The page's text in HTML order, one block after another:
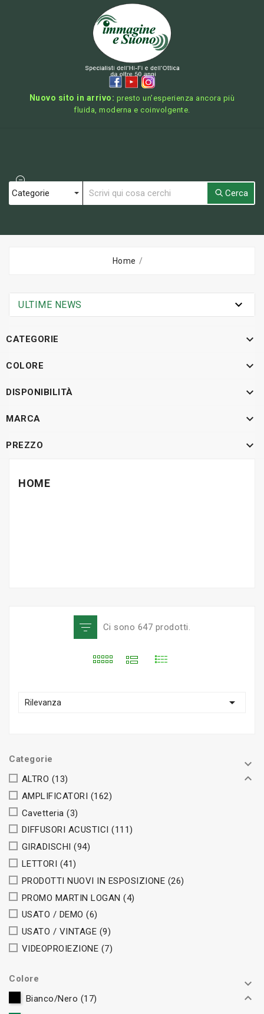
Nuovo sito in arrivo: presto un’esperienza ancora più
fluida, moderna e coinvolgente.
Cerca
Home
ULTIME NEWS 
CATEGORIE 
COLORE 
DISPONIBILITÀ 
MARCA 
PREZZO 
HOME
Ci sono 647 prodotti.
Rilevanza 
Categorie


ALTRO (13)
AMPLIFICATORI (162)
Cavetteria (3)
DIFFUSORI ACUSTICI (111)
GIRADISCHI (94)
LETTORI (41)
PRODOTTI NUOVI IN ESPOSIZIONE (26)
PROMO MARTIN LOGAN (4)
USATO / DEMO (6)
USATO / VINTAGE (9)
VIDEOPROIEZIONE (7)
Colore


Bianco/Nero (17)